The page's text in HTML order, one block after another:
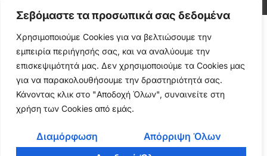
Σεβόμαστε τα προσωπικά σας δεδομένα
Χρησιμοποιούμε Cookies για να βελτιώσουμε την
εμπειρία περιήγησής σας, και να αναλύουμε την
επισκεψιμότητά μας. Δεν χρησιμοποιούμε τα Cookies μας
για να παρακολουθήσουμε την δραστηριότητά σας.
Κάνοντας κλικ στο "Αποδοχή Όλων", συναινείτε στη
χρήση των Cookies από εμάς.
Διαμόρφωση
Απόρριψη Όλων